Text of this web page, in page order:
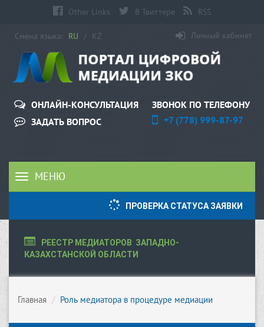
Other Links В Твиттере RSS
Смена языка: RU / KZ Личный кабинет
ОНЛАЙН-КОНСУЛЬТАЦИЯ
ЗАДАТЬ ВОПРОС
ЗВОНОК ПО ТЕЛЕФОНУ
+7 (778) 999-87-97
Toggle
navigation
МЕНЮ
ПРОВЕРКА СТАТУСА ЗАЯВКИ
РЕЕСТР МЕДИАТОРОВ  ЗАПАДНО-
КАЗАХСТАНСКОЙ ОБЛАСТИ
Главная Роль медиатора в процедуре медиации